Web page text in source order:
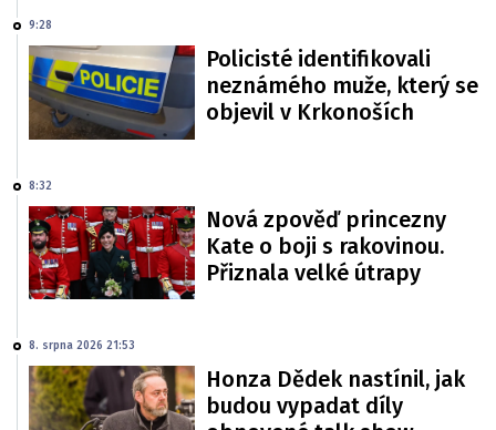
9:28
Policisté identifikovali
neznámého muže, který se
objevil v Krkonoších
8:32
Nová zpověď princezny
Kate o boji s rakovinou.
Přiznala velké útrapy
8. srpna 2026 21:53
Honza Dědek nastínil, jak
budou vypadat díly